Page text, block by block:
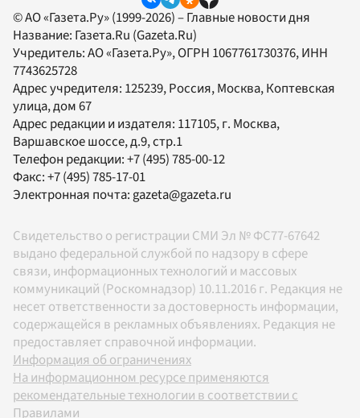
© АО «Газета.Ру» (1999-2026) – Главные новости дня
Название: Газета.Ru (Gazeta.Ru)
Учредитель:АО «Газета.Ру», ОГРН 1067761730376, ИНН
7743625728
Адрес учредителя: 125239, Россия, Москва, Коптевская
улица, дом 67
Адрес редакции и издателя: 117105, г. Москва,
Варшавское шоссе, д.9, стр.1
Телефон редакции:+7 (495) 785-00-12
Факс:+7 (495) 785-17-01
Электронная почта:gazeta@gazeta.ru
Свидетельство о регистрации СМИ Эл № ФС77-67642
выдано федеральной службой по надзору в сфере
связи, информационных технологий и массовых
коммуникаций (Роскомнадзор) 10.11.2016 г. Редакция не
несет ответственности за достоверность информации,
содержащейся в рекламных объявлениях. Редакция не
предоставляет справочной информации.
Информация об ограничениях
На информационном ресурсе применяются
рекомендательные технологии в соответствии с
Правилами